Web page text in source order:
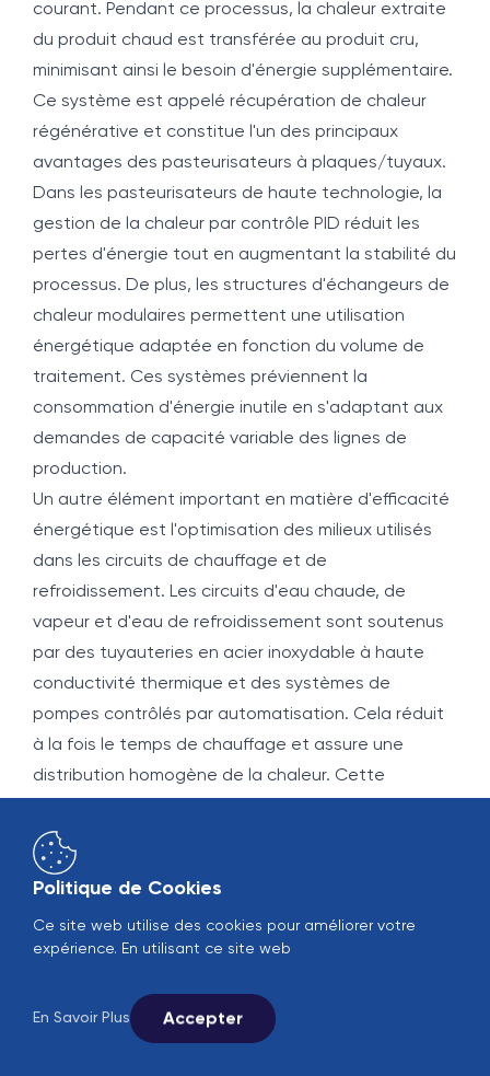
courant. Pendant ce processus, la chaleur extraite
du produit chaud est transférée au produit cru,
minimisant ainsi le besoin d'énergie supplémentaire.
Ce système est appelé récupération de chaleur
régénérative et constitue l'un des principaux
avantages des pasteurisateurs à plaques/tuyaux.
Dans les pasteurisateurs de haute technologie, la
gestion de la chaleur par contrôle PID réduit les
pertes d'énergie tout en augmentant la stabilité du
processus. De plus, les structures d'échangeurs de
chaleur modulaires permettent une utilisation
énergétique adaptée en fonction du volume de
traitement. Ces systèmes préviennent la
consommation d'énergie inutile en s'adaptant aux
demandes de capacité variable des lignes de
production.
Un autre élément important en matière d'efficacité
énergétique est l'optimisation des milieux utilisés
dans les circuits de chauffage et de
refroidissement. Les circuits d'eau chaude, de
vapeur et d'eau de refroidissement sont soutenus
par des tuyauteries en acier inoxydable à haute
conductivité thermique et des systèmes de
pompes contrôlés par automatisation. Cela réduit
à la fois le temps de chauffage et assure une
distribution homogène de la chaleur. Cette
préservation de la qualité du produit.
Dans les installations modernes, les systèmes de
nettoyage CIP sont conçus pour économiser de
l'énergie et de l'eau. Les programmes de nettoyage
automatiques réduisent à la fois la consommation
de produits chimiques et minimisent les
interruptions de production. En même temps, le
Politique de Cookies
Ce site web utilise des cookies pour améliorer votre
expérience. En utilisant ce site web
En Savoir Plus Accepter